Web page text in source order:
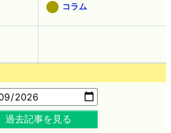
コラム
過去記事を見る